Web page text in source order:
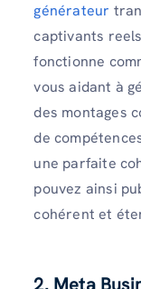
générateur
captivants
fonctionne
vous aidant à
des montages
de
une parfaite
pouvez ainsi
cohérent et
2. Meta